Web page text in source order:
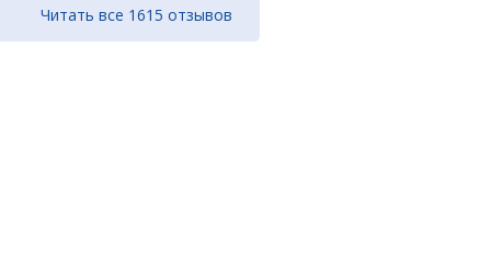
Читать все 1615 отзывов